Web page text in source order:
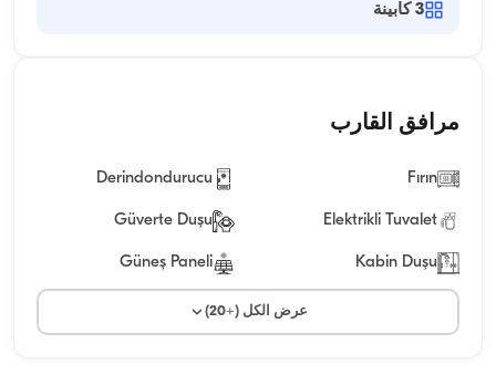
3 كابينة
مرافق القارب
Fırın
Derindondurucu
Elektrikli Tuvalet
Güverte Duşu
Kabin Duşu
Güneş Paneli
عرض الكل (+20)